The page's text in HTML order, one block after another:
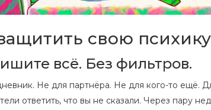
свою
всё. Без фильтров.
Не для партнёра. Не для кого-то ещё.
ответить, что вы не сказали. Через пару